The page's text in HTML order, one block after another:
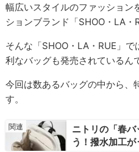
幅広いスタイルのファッション
ションブランド「SHOO・LA・
そんな「SHOO・LA・RUE」
利なバッグも発売されているん
今回は数あるバッグの中から、
す。
ニトリの「春
う！撥水加工